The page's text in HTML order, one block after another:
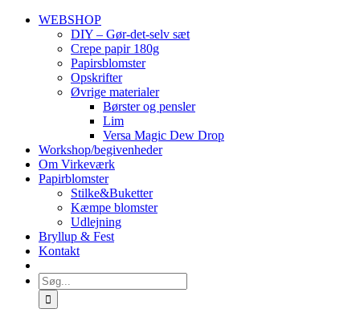
Skip
WEBSHOP
DIY – Gør-det-selv sæt
Crepe papir 180g
Papirsblomster
Opskrifter
Øvrige materialer
Børster og pensler
Lim
Versa Magic Dew Drop
Workshop/begivenheder
Om Virkeværk
Papirblomster
Stilke&Buketter
Kæmpe blomster
Udlejning
Bryllup & Fest
Kontakt
Søg
efter: